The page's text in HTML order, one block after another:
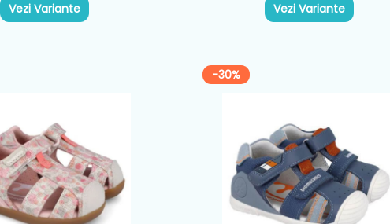
Vezi Variante Vezi Variante
-30%